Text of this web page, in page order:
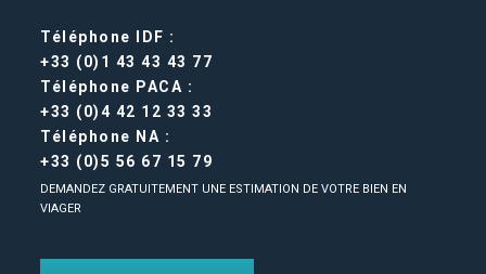
Téléphone IDF :
+33 (0)1 43 43 43 77
Téléphone PACA :
+33 (0)4 42 12 33 33
Téléphone NA :
+33 (0)5 56 67 15 79
DEMANDEZ GRATUITEMENT UNE ESTIMATION DE VOTRE BIEN EN
VIAGER